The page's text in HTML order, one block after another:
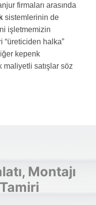
firmaları arasında
sistemlerinin de
işletmemizin
“üreticiden halka”
kepenk
maliyetli satışlar söz
Montajı